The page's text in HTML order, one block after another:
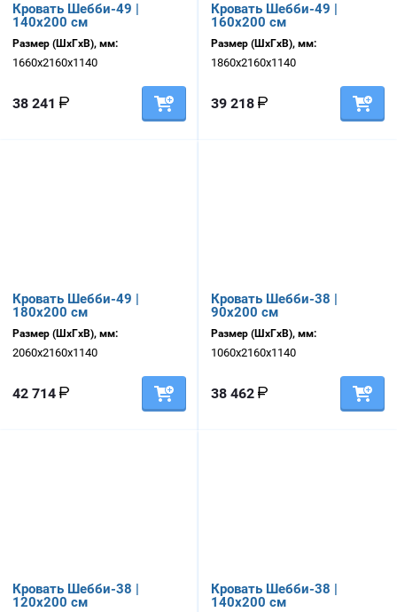
Кровать Шебби-49 |
140х200 см
Размер (ШхГхВ), мм:
1660х2160х1140
38 241
Кровать Шебби-49 |
160х200 см
Размер (ШхГхВ), мм:
1860х2160х1140
39 218
Кровать Шебби-49 |
180х200 см
Размер (ШхГхВ), мм:
2060х2160х1140
42 714
Кровать Шебби-38 |
90х200 см
Размер (ШхГхВ), мм:
1060х2160х1140
38 462
Кровать Шебби-38 |
120х200 см
Кровать Шебби-38 |
140х200 см